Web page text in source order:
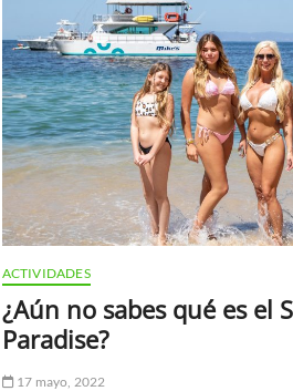
verano
y
las
actividades
en
el
mar
que
puedes
realizar.
ACTIVIDADES
¿Aún no sabes qué es el
Paradise?
17 mayo, 2022